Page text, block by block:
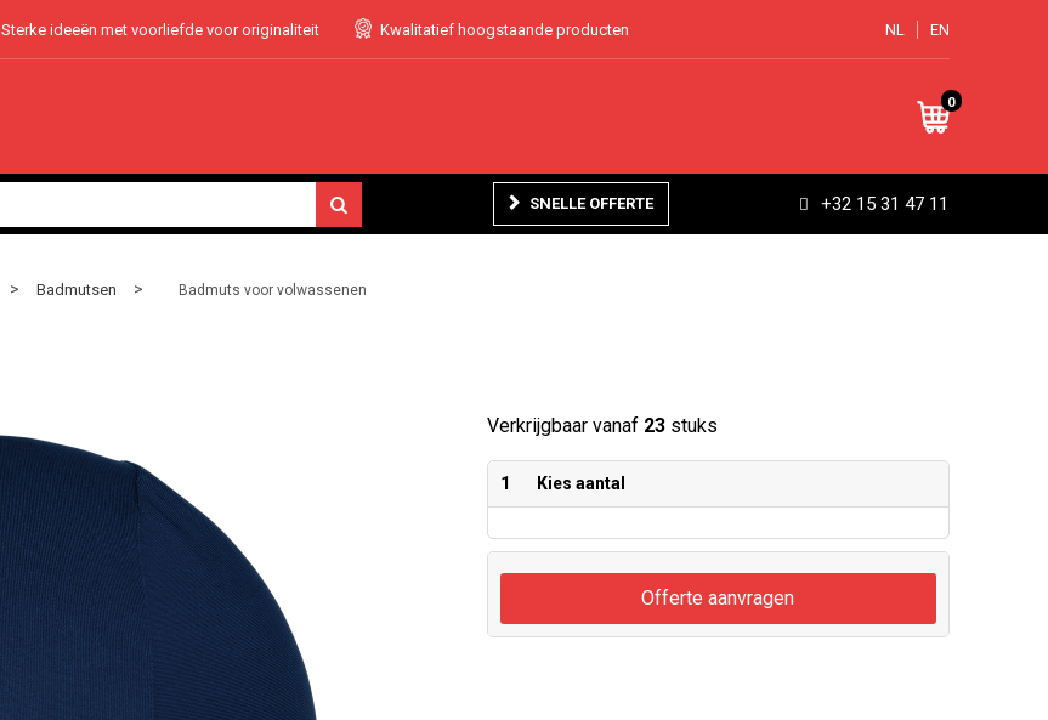
Sterke ideeën met voorliefde voor originaliteit Kwalitatief hoogstaande producten NL EN
0
SNELLE OFFERTE +32 15 31 47 11
> Badmutsen > Badmuts voor volwassenen
Verkrijgbaar vanaf 23stuks
1 Kies aantal
Offerte aanvragen